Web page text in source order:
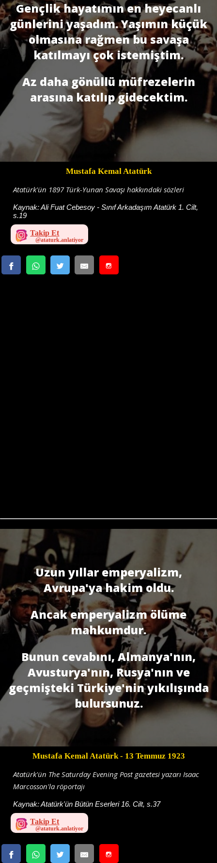
Gençlik hayatımın en heyecanlı
günlerini yaşadım. Yaşımın küçük
olmasına rağmen bu savaşa
katılmayı çok istemiştim.
Az daha gönüllü müfrezelerin
arasına katılıp gidecektim.
Mustafa Kemal Atatürk
Atatürk'ün 1897 Türk-Yunan Savaşı hakkındaki sözleri
Kaynak:Ali Fuat Cebesoy - Sınıf Arkadaşım Atatürk 1. Cilt,
s.19
Takip Et
Uzun yıllar emperyalizm,
Avrupa'ya hakim oldu.
Ancak emperyalizm ölüme
mahkumdur.
Bunun cevabını, Almanya'nın,
Avusturya'nın, Rusya'nın ve
geçmişteki Türkiye'nin yıkılışında
bulursunuz.
Mustafa Kemal Atatürk- 13 Temmuz 1923
Atatürk'ün The Saturday Evening Post gazetesi yazarı Isaac
Marcosson'la röportajı
Kaynak:Atatürk'ün Bütün Eserleri 16. Cilt, s.37
Takip Et